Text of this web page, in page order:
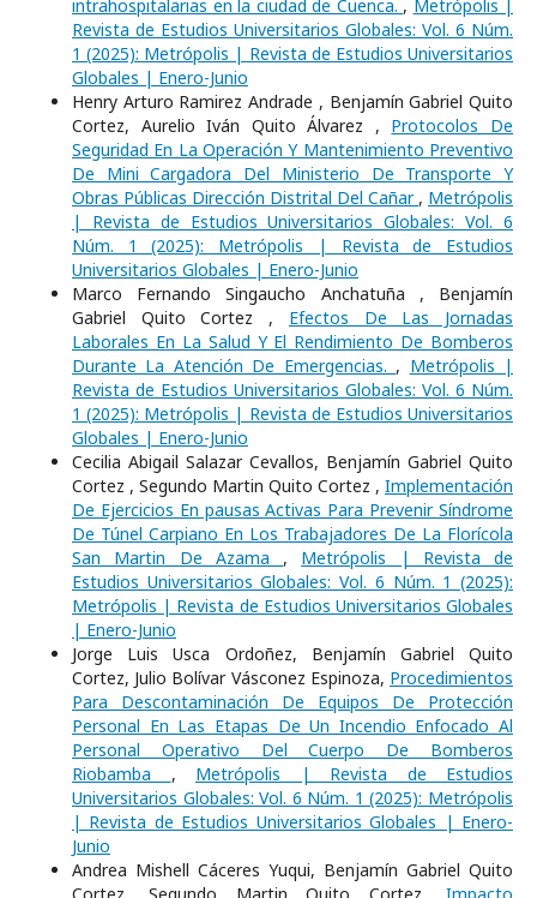
intrahospitalarias en la ciudad de Cuenca. , Metrópolis |
Revista de Estudios Universitarios Globales: Vol. 6 Núm.
1 (2025): Metrópolis | Revista de Estudios Universitarios
Globales | Enero-Junio
Henry Arturo Ramirez Andrade , Benjamín Gabriel Quito
Cortez, Aurelio Iván Quito Álvarez , Protocolos De
Seguridad En La Operación Y Mantenimiento Preventivo
De Mini Cargadora Del Ministerio De Transporte Y
Obras Públicas Dirección Distrital Del Cañar , Metrópolis
| Revista de Estudios Universitarios Globales: Vol. 6
Núm. 1 (2025): Metrópolis | Revista de Estudios
Universitarios Globales | Enero-Junio
Marco Fernando Singaucho Anchatuña , Benjamín
Gabriel Quito Cortez , Efectos De Las Jornadas
Laborales En La Salud Y El Rendimiento De Bomberos
Durante La Atención De Emergencias. , Metrópolis |
Revista de Estudios Universitarios Globales: Vol. 6 Núm.
1 (2025): Metrópolis | Revista de Estudios Universitarios
Globales | Enero-Junio
Cecilia Abigail Salazar Cevallos, Benjamín Gabriel Quito
Cortez , Segundo Martin Quito Cortez , Implementación
De Ejercicios En pausas Activas Para Prevenir Síndrome
De Túnel Carpiano En Los Trabajadores De La Florícola
San Martin De Azama , Metrópolis | Revista de
Estudios Universitarios Globales: Vol. 6 Núm. 1 (2025):
Metrópolis | Revista de Estudios Universitarios Globales
| Enero-Junio
Jorge Luis Usca Ordoñez, Benjamín Gabriel Quito
Cortez, Julio Bolívar Vásconez Espinoza, Procedimientos
Para Descontaminación De Equipos De Protección
Personal En Las Etapas De Un Incendio Enfocado Al
Personal Operativo Del Cuerpo De Bomberos
Riobamba , Metrópolis | Revista de Estudios
Universitarios Globales: Vol. 6 Núm. 1 (2025): Metrópolis
| Revista de Estudios Universitarios Globales | Enero-
Junio
Andrea Mishell Cáceres Yuqui, Benjamín Gabriel Quito